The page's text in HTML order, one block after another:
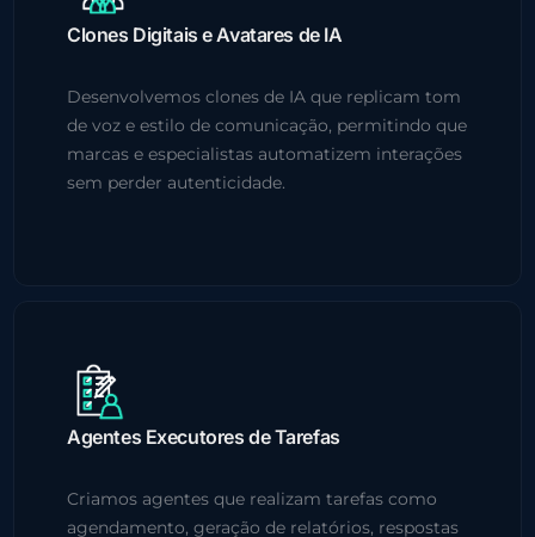
Clones Digitais e Avatares de IA
Desenvolvemos clones de IA que replicam tom
de voz e estilo de comunicação, permitindo que
marcas e especialistas automatizem interações
sem perder autenticidade.
Agentes Executores de Tarefas
Criamos agentes que realizam tarefas como
agendamento, geração de relatórios, respostas